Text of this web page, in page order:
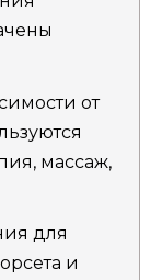
от
массаж,
для
и